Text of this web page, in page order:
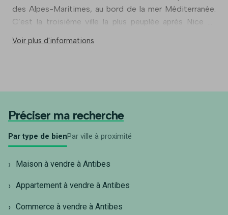
des Alpes-Maritimes, au bord de la mer Méditerranée.
C’est la troisième ville la plus peuplée après Nice et
: Sophia Antipolis, qui rassemble des entreprises de
musée : le château Grimaldi devient en 1970 le musée
Picasso. On peut y trouver plus de 200 œuvres de
l’artiste.
Voir plus d'informations
Préciser ma recherche
Par type de bienPar ville à proximité
Maison à vendre à Antibes
Appartement à vendre à Antibes
Commerce à vendre à Antibes